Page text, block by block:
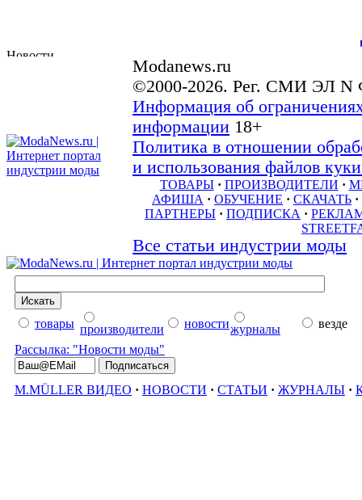
Modanews.ru
©2000-2026. Рег. СМИ ЭЛ N
Информация об
информации 18+
Политика в отношении
и использования файлов
ТОВАРЫ · ПРОИЗВОДИТЕЛИ ·
АФИША · ОБУЧЕНИЕ · СКАЧАТЬ ·
ПАРТНЕРЫ · ПОДПИСКА ·
Все статьи индустрии моды
товары производители новостижурналы
везде
Рассылка: "Новости моды"
M.MÜLLER ВИДЕО · НОВОСТИ · СТАТЬИ · ЖУРНАЛЫ ·